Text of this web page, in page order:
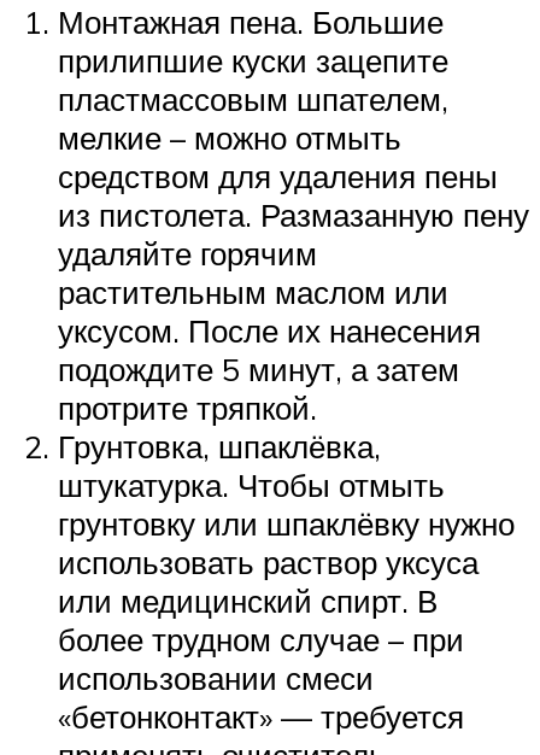
Монтажная пена. Большие
прилипшие куски зацепите
пластмассовым шпателем,
мелкие – можно отмыть
средством для удаления пены
из пистолета. Размазанную пену
удаляйте горячим
растительным маслом или
уксусом. После их нанесения
подождите 5 минут, а затем
протрите тряпкой.
Грунтовка, шпаклёвка,
штукатурка. Чтобы отмыть
грунтовку или шпаклёвку нужно
использовать раствор уксуса
или медицинский спирт. В
более трудном случае – при
использовании смеси
«бетонконтакт» — требуется